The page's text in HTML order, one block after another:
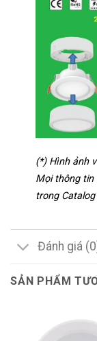
(*) Hình ảnh
Mọi thông
trong
Đánh giá
SẢN PHẨM